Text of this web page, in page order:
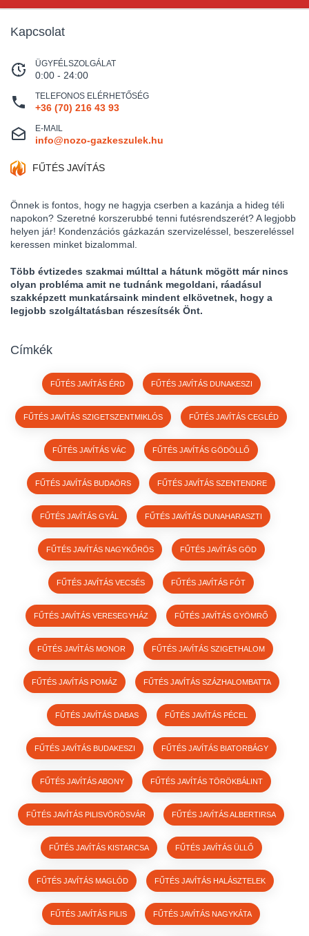
Kapcsolat
ÜGYFÉLSZOLGÁLAT
0:00 - 24:00
TELEFONOS ELÉRHETŐSÉG
+36 (70) 216 43 93
E-MAIL
info@nozo-gazkeszulek.hu
FŰTÉS JAVÍTÁS
Önnek is fontos, hogy ne hagyja cserben a kazánja a hideg téli
napokon? Szeretné korszerubbé tenni futésrendszerét? A legjobb
helyen jár! Kondenzációs gázkazán szervizeléssel, beszereléssel
keressen minket bizalommal.
Több évtizedes szakmai múlttal a hátunk mögött már nincs
olyan probléma amit ne tudnánk megoldani, ráadásul
szakképzett munkatársaink mindent elkövetnek, hogy a
legjobb szolgáltatásban részesítsék Önt.
Címkék
FŰTÉS JAVÍTÁS ÉRD FŰTÉS JAVÍTÁS DUNAKESZI
FŰTÉS JAVÍTÁS SZIGETSZENTMIKLÓS FŰTÉS JAVÍTÁS CEGLÉD
FŰTÉS JAVÍTÁS VÁC FŰTÉS JAVÍTÁS GÖDÖLLŐ
FŰTÉS JAVÍTÁS BUDAÖRS FŰTÉS JAVÍTÁS SZENTENDRE
FŰTÉS JAVÍTÁS GYÁL FŰTÉS JAVÍTÁS DUNAHARASZTI
FŰTÉS JAVÍTÁS NAGYKŐRÖS FŰTÉS JAVÍTÁS GÖD
FŰTÉS JAVÍTÁS VECSÉS FŰTÉS JAVÍTÁS FÓT
FŰTÉS JAVÍTÁS VERESEGYHÁZ FŰTÉS JAVÍTÁS GYÖMRŐ
FŰTÉS JAVÍTÁS MONOR FŰTÉS JAVÍTÁS SZIGETHALOM
FŰTÉS JAVÍTÁS POMÁZ FŰTÉS JAVÍTÁS SZÁZHALOMBATTA
FŰTÉS JAVÍTÁS DABAS FŰTÉS JAVÍTÁS PÉCEL
FŰTÉS JAVÍTÁS BUDAKESZI FŰTÉS JAVÍTÁS BIATORBÁGY
FŰTÉS JAVÍTÁS ABONY FŰTÉS JAVÍTÁS TÖRÖKBÁLINT
FŰTÉS JAVÍTÁS PILISVÖRÖSVÁR FŰTÉS JAVÍTÁS ALBERTIRSA
FŰTÉS JAVÍTÁS KISTARCSA FŰTÉS JAVÍTÁS ÜLLŐ
FŰTÉS JAVÍTÁS MAGLÓD FŰTÉS JAVÍTÁS HALÁSZTELEK
FŰTÉS JAVÍTÁS PILIS FŰTÉS JAVÍTÁS NAGYKÁTA